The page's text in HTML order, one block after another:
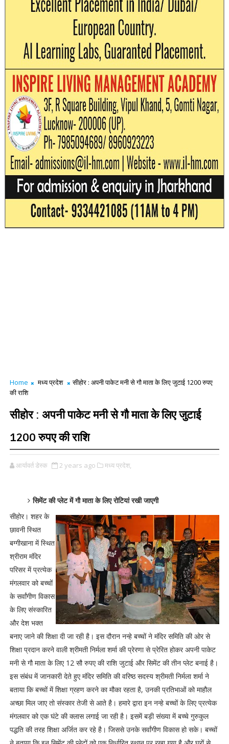
Home मध्य प्रदेश
सीहोर : अपनी पाकेट मनी से गौ माता के लिए जुटाई 1200 रुपए
की राशि
सीहोर : अपनी पाकेट मनी से गौ माता के लिए जुटाई
1200 रुपए की राशि
आर्यावर्त डेस्क 2 years ago मध्य प्रदेश,
सिमेंट की प्लेट में गौ माता के लिए रोटियां रखी जाएगी
सीहोर। शहर के
छावनी स्थित
बग्गीखाना में स्थित
श्रीराम मंदिर
परिसर में प्रत्येक
मंगलवार को बच्चों
के सर्वांगीण विकास
के लिए संस्कारित
और देश भक्त
बनाए जाने की शिक्षा दी जा रही है। इस दौरान नन्हे बच्चों ने मंदिर समिति की ओर से
शिक्षा प्रदान करने वाली श्रीमती निर्मला शर्मा की प्रेरणा से प्रेरित होकर अपनी पाकेट
मनी से गौ माता के लिए 12 सौ रुपए की राशि जुटाई और सिमेंट की तीन प्लेट बनाई है।
इस संबंध में जानकारी देते हुए मंदिर समिति की वरिष्ठ सदस्य श्रीमती निर्मला शर्मा ने
बताया कि बच्चों में शिक्षा ग्रहण करने का मौका रहता है, उनकी प्रतिभाओं को माहौल
अच्छा मिल जाए तो संस्कार तेजी से आते है। हमारे द्वारा इन नन्हे बच्चों के लिए प्रत्येक
मंगलवार को एक घंटे की क्लास लगाई जा रही है। इसमें बड़ी संख्या में बच्चे गुरुकुल
पद्धति की तरह शिक्षा अर्जित कर रहे है। जिससे उनके सर्वांगीण विकास हो सके। बच्चों